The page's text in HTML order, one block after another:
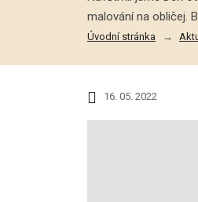
malování na obličej.
Úvodní stránka
16. 05. 2022